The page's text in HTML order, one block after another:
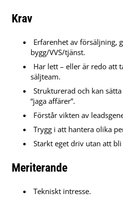
Krav
Erfarenhet av försäljning,
bygg/VVS/tjänst.
Har lett – eller är redo att
säljteam.
Strukturerad och kan
“jaga affärer”.
Förstår vikten av
Trygg i att hantera olika
Starkt eget driv utan att
Meriterande
Tekniskt intresse.